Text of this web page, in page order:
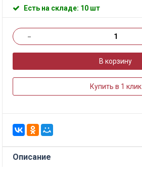
Есть на складе: 10 шт
-
В корзину
Купить в 1 клик
Описание